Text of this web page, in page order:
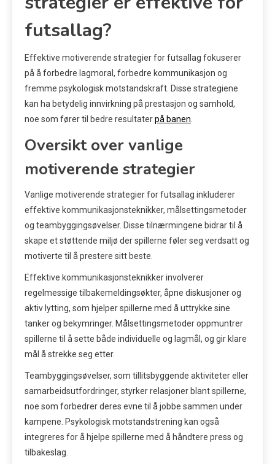
futsallag?
Effektive motiverende strategier for futsallag fokuserer
på å forbedre lagmoral, forbedre kommunikasjon og
fremme psykologisk motstandskraft. Disse strategiene
kan ha betydelig innvirkning på prestasjon og samhold,
noe som fører til bedre resultaterpå banen
Oversikt over vanlige
motiverende strategier
Vanlige motiverende strategier for futsallag inkluderer
effektive kommunikasjonsteknikker, målsettingsmetoder
og teambyggingsøvelser. Disse tilnærmingene bidrar til å
skape et støttende miljø der spillerne føler seg verdsatt og
motiverte til å prestere sitt beste.
Effektive kommunikasjonsteknikker involverer
regelmessige tilbakemeldingsøkter, åpne diskusjoner og
aktiv lytting, som hjelper spillerne med å uttrykke sine
tanker og bekymringer. Målsettingsmetoder oppmuntrer
spillerne til å sette både individuelle og lagmål, og gir klare
mål å strekke seg etter.
Teambyggingsøvelser, som tillitsbyggende aktiviteter eller
samarbeidsutfordringer, styrker relasjoner blant spillerne,
noe som forbedrer deres evne til å jobbe sammen under
kampene. Psykologisk motstandstrening kan også
integreres for å hjelpe spillerne med å håndtere press og
tilbakeslag.